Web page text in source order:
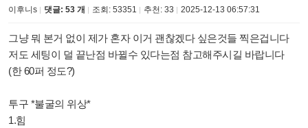
이후니s 댓글: 53 개 조회: 53351 추천: 33 2025-12-13 06:57:31
그냥 뭐 본거 없이 제가 혼자 이거 괜찮겠다 싶은것들 찍은겁니다
저도 세팅이 덜 끝난점 바뀔수 있다는점 참고해주시길 바랍니다
(한 60퍼 정도?)
투구 *불굴의 위상*
1.힘